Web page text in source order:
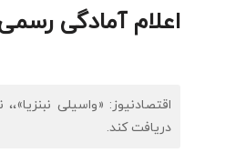
اعلام آمادگی
اقتصادنیوز: «واسیلی
دریافت کند.